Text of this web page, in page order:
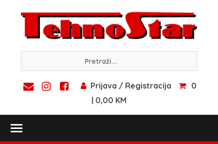
content
Prijava / Registracija
0
| 0,00 KM